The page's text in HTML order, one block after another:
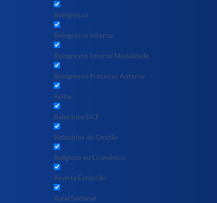
Reingresso
Reingresso Interno
Reingresso Interno Modalidade
Reingresso Processo Anterior
Reitor
Relatórios DCF
Relatórios de Gestão
Religioso ou Ecumênico
Revista Extensão
Rural Semanal